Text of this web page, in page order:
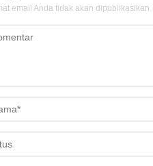
email Anda tidak akan dipublikasikan.